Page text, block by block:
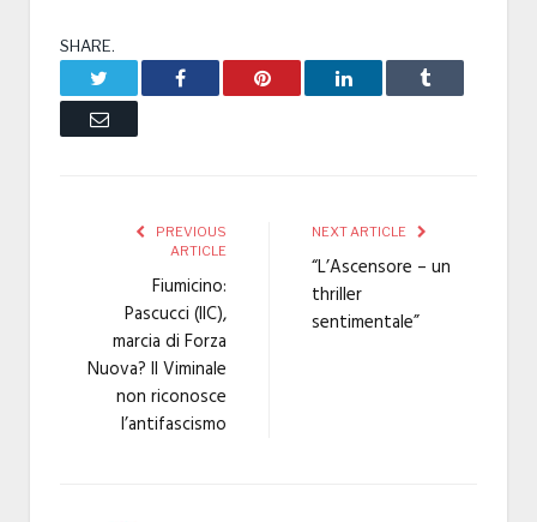
SHARE.
Facebook Pinterest LinkedIn Tumblr
Email
PREVIOUS
ARTICLE
Fiumicino:
Pascucci (IIC),
marcia di Forza
Nuova? Il Viminale
non riconosce
l’antifascismo
NEXT ARTICLE
“L’Ascensore – un
thriller
sentimentale”